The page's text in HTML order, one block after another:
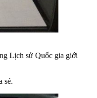
Lịch sử Quốc gia giới
sẻ.